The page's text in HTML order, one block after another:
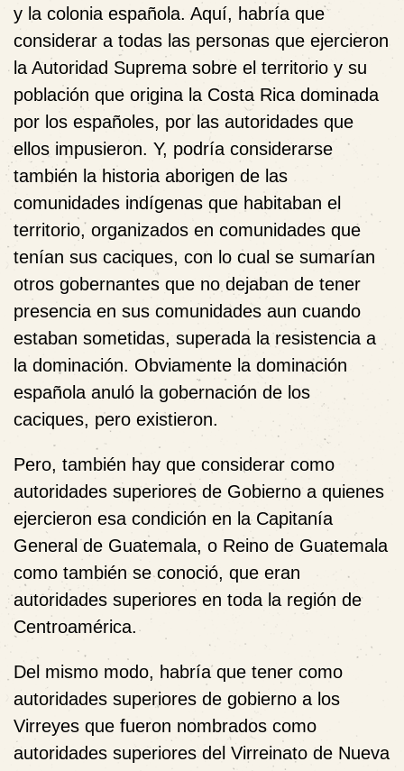
y la colonia española. Aquí, habría que
considerar a todas las personas que ejercieron
la Autoridad Suprema sobre el territorio y su
población que origina la Costa Rica dominada
por los españoles, por las autoridades que
ellos impusieron. Y, podría considerarse
también la historia aborigen de las
comunidades indígenas que habitaban el
territorio, organizados en comunidades que
tenían sus caciques, con lo cual se sumarían
otros gobernantes que no dejaban de tener
presencia en sus comunidades aun cuando
estaban sometidas, superada la resistencia a
la dominación. Obviamente la dominación
española anuló la gobernación de los
caciques, pero existieron.
Pero, también hay que considerar como
autoridades superiores de Gobierno a quienes
ejercieron esa condición en la Capitanía
General de Guatemala, o Reino de Guatemala
como también se conoció, que eran
autoridades superiores en toda la región de
Centroamérica.
Del mismo modo, habría que tener como
autoridades superiores de gobierno a los
Virreyes que fueron nombrados como
autoridades superiores del Virreinato de Nueva